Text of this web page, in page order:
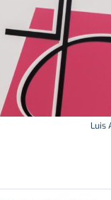
Luis